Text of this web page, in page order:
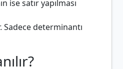
ise satır yapılması
determinantı